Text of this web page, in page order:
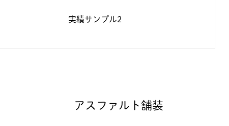
実績サンプル2
アスファルト舗装